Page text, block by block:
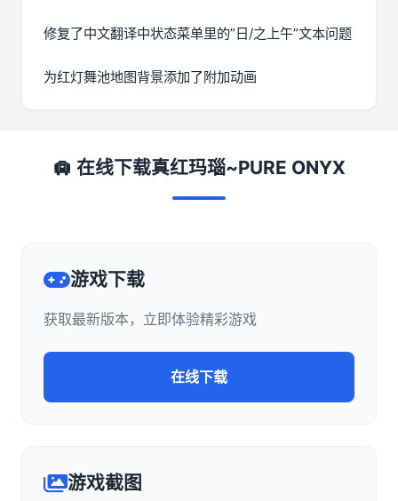
修复了中文翻译中状态菜单里的”日/之上午”文本问题
为红灯舞池地图背景添加了附加动画
🛄 在线下载真红玛瑙~PURE ONYX
游戏下载
获取最新版本，立即体验精彩游戏
在线下载
游戏截图